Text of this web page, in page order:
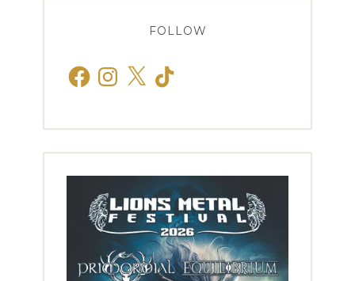
FOLLOW
FacebookInstagram
X TikTok